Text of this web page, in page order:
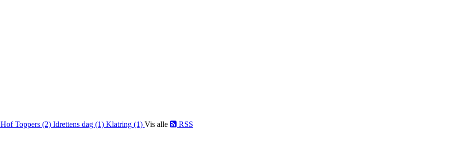
Hof Toppers (2) Idrettens dag (1) Klatring (1) Vis alle RSS